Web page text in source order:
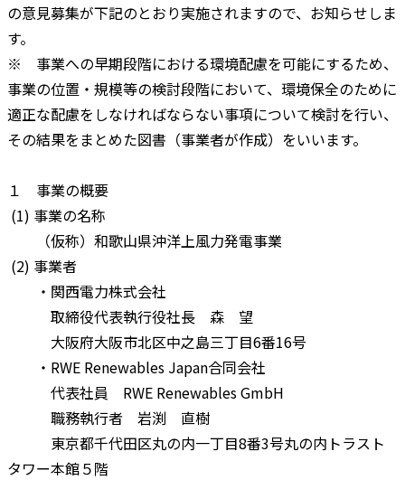
の意見募集が下記のとおり実施されますので、お知らせしま
す。
※ 事業への早期段階における環境配慮を可能にするため、
事業の位置・規模等の検討段階において、環境保全のために
適正な配慮をしなければならない事項について検討を行い、
その結果をまとめた図書（事業者が作成）をいいます。
１ 事業の概要
(1) 事業の名称
（仮称）和歌山県沖洋上風力発電事業
(2) 事業者
・関西電力株式会社
取締役代表執行役社長 森 望
大阪府大阪市北区中之島三丁目6番16号
・RWE Renewables Japan合同会社
代表社員 RWE Renewables GmbH
職務執行者 岩渕 直樹
東京都千代田区丸の内一丁目8番3号丸の内トラスト
タワー本館５階